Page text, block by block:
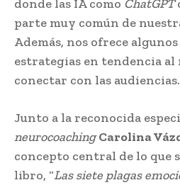
donde las IA como ChatGPT
parte muy común de
Además, nos ofrece
estrategias en tendencia al
conectar con las audiencias.
Junto a la reconocida
neurocoaching Carolina
concepto central de lo que
libro, “Las siete plagas